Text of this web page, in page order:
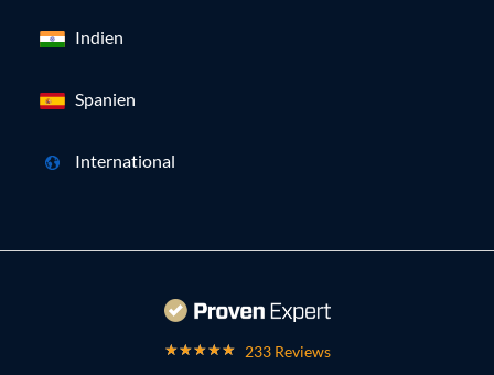
Indien
Spanien
International
233 Reviews